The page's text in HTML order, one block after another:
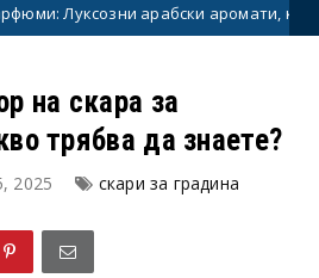
Луксозни арабски аромати, които
на скара за
трябва да знаете?
2025 скари за градина